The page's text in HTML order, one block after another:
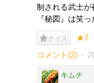
制される武士が
『秘図』は笑っ
ナイス ★7
コメント(2)
キムチ